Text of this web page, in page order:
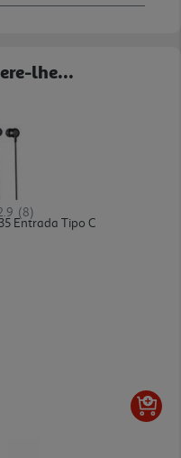
lhe...
(8)
Entrada Tipo C